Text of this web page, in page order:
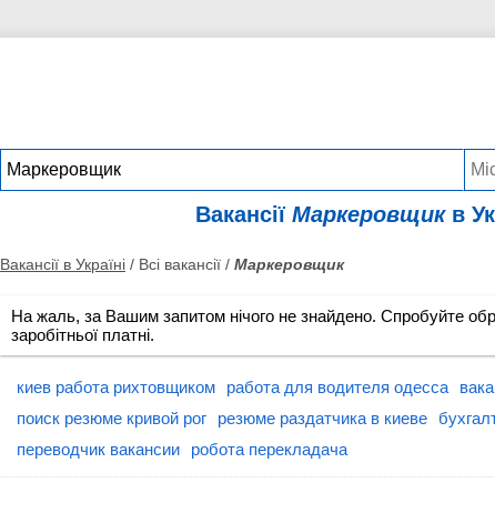
Вакансії Маркеровщикв
Вакансії в Україні / Всі вакансії / Маркеровщик
На жаль, за Вашим запитом нічого не знайдено. Спробуйте
заробітньої платні.
киев работа рихтовщиком работа для водителя одесса
поиск резюме кривой рог
резюме раздатчика в киеве
переводчик вакансии
робота перекладача